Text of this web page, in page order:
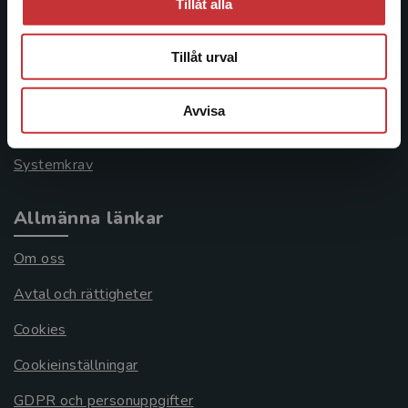
Tillåt alla
Tillåt urval
Avvisa
Kontakta kundservice
Frågor och svar
Köpvillkor
Systemkrav
Allmänna länkar
Om oss
Avtal och rättigheter
Cookies
Cookieinställningar
GDPR och personuppgifter